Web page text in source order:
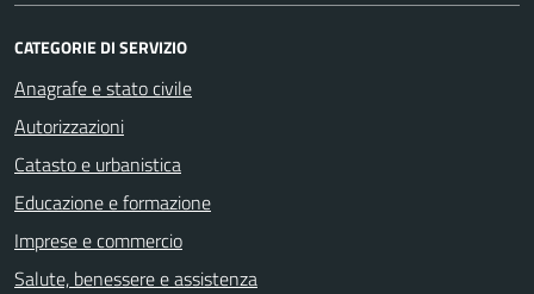
CATEGORIE DI SERVIZIO
Anagrafe e stato civile
Autorizzazioni
Catasto e urbanistica
Educazione e formazione
Imprese e commercio
Salute, benessere e assistenza